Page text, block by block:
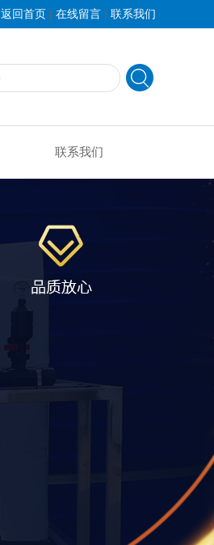
返回首页 | 在线留言 | 联系我们
联系我们